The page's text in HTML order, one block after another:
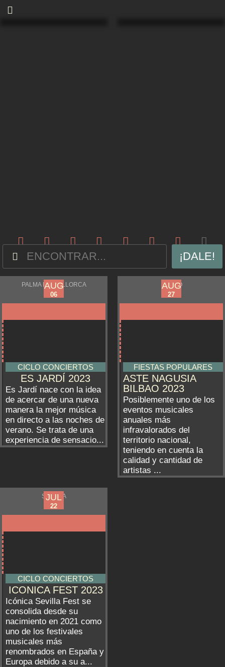
¡DALE!
PALMA DE MALLORCA
JUN
16
AUG
06
CICLO CONCIERTOS
ES JARDÍ 2023
Es Jardí nace con la idea
de acercar de una nueva
manera la mejor música
en directo a las noches de
verano. Se trata de una
experiencia de sensacio...
BILBAO
AUG
19
AUG
27
FIESTAS POPULARES
ASTE NAGUSIA
BILBAO 2023
Posiblemente uno de los
eventos musicales
anuales más
infravalorados del
territorio nacional,
teniendo en cuenta la
calidad y cantidad de
artistas ...
SEVILLA
JUN
16
JUL
22
CICLO CONCIERTOS
ICONICA FEST 2023
Icónica Sevilla Fest se
consolida desde su
nacimiento en 2021 como
uno de los festivales
musicales más
renombrados en España y
Europa debido a su a...